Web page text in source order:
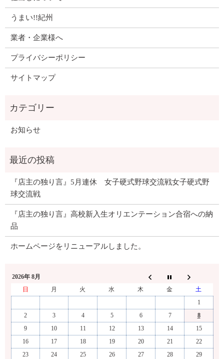
うまい!!紀州
業者・企業様へ
プライバシーポリシー
サイトマップ
お知らせ
『店主の独り言』5月連休 女子硬式野球交流戦女子硬式野
球交流戦
『店主の独り言』高校新入生オリエンテーション合宿への納
品
ホームページをリニューアルしました。
2026年 8月
日
月 火 水 木 金
土
1
2
3 4 5 6 7
8
9
10 11 12 13 14
15
16
17 18 19 20 21
22
23
24 25 26 27 28
29